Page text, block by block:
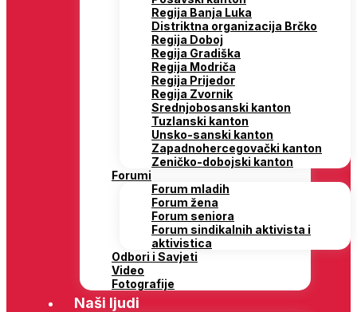
Regija Banja Luka
Distriktna organizacija Brčko
Regija Doboj
Regija Gradiška
Regija Modriča
Regija Prijedor
Regija Zvornik
Srednjobosanski kanton
Tuzlanski kanton
Unsko-sanski kanton
Zapadnohercegovački kanton
Zeničko-dobojski kanton
Forumi
Forum mladih
Forum žena
Forum seniora
Forum sindikalnih aktivista i
aktivistica
Odbori i Savjeti
Video
Fotografije
Naši ljudi